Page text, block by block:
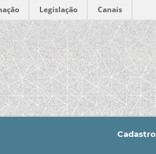
Legislação Canais
Cadastro